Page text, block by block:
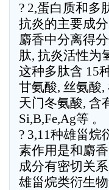
? 2,蛋白质和多
抗炎的主要成
麝香中分离得
肽, 抗炎活性为
这种多肽含 15
甘氨酸, 丝氨酸,
天门冬氨酸, 含
Si,B,Fe,Ag等 。
? 3,11种雄甾烷
素作用是和麝
成分有密切关
雄甾烷类衍生物